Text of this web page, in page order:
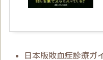
日本版敗血症診療ガ